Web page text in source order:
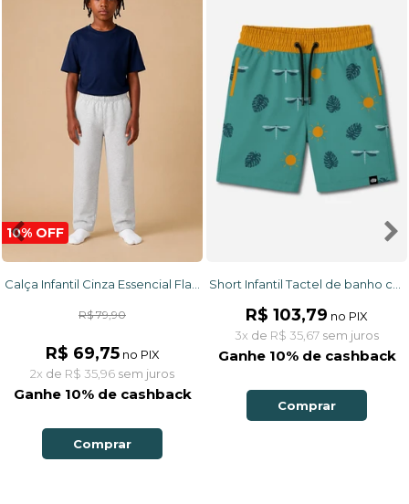
10% OFF
R$ 79,90
R$ 69,75 no PIX
2x de R$ 35,96 sem juros
Ganhe 10% de cashback
Comprar
R$ 103,79 no PIX
3x de R$ 35,67 sem juros
Ganhe 10% de cashback
Comprar